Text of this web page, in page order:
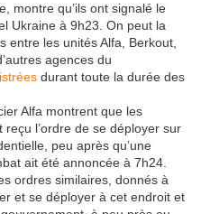
montre qu’ils ont signalé le
Ukraine à 9h23. On peut la
entre les unités Alfa, Berkout,
agences du
durant toute la durée des
Alfa montrent que les
l’ordre de se déployer sur
peu après qu’une
ait été annoncée à 7h24.
ordres similaires, donnés à
et se déployer à cet endroit et